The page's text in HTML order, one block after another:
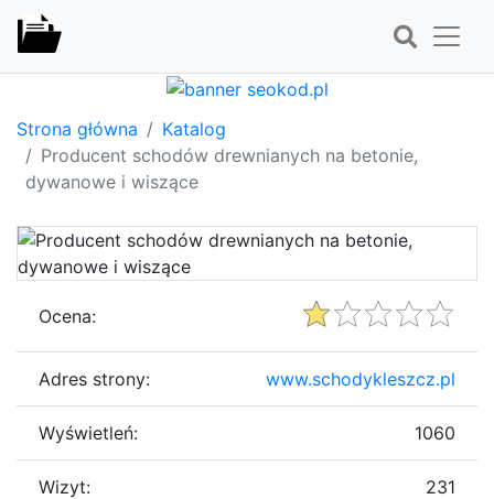
Strona główna
Katalog
Producent schodów drewnianych na betonie,
dywanowe i wiszące
Ocena:
Adres strony: www.schodykleszcz.pl
Wyświetleń: 1060
Wizyt: 231